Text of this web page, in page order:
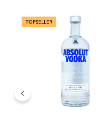
Produktgalerie überspringen
TOPSELLER